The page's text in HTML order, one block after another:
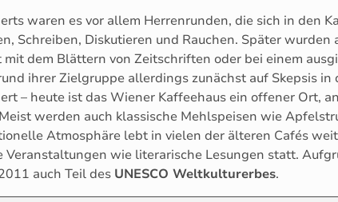
waren es vor allem Herrenrunden, die sich in den
Schreiben, Diskutieren und Rauchen. Später
dem Blättern von Zeitschriften oder bei einem
ihrer Zielgruppe allerdings zunächst auf Skepsis
– heute ist das Wiener Kaffeehaus ein offener Ort,
werden auch klassische Mehlspeisen wie
Atmosphäre lebt in vielen der älteren Cafés
wie literarische Lesungen statt.
auch Teil des UNESCO Weltkulturerbes.